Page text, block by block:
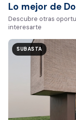
Tiempo
Rango de
Valor exclusivo
20.000 COP
Lo mejor de
Descubre otras
interesarte
SUBASTA